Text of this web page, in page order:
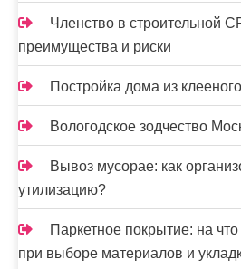
Членство в строительной
преимущества и риски
Постройка дома из
Вологодское зодчество
Вывоз мусорае: как
утилизацию?
Паркетное покрытие: на
при выборе материалов и